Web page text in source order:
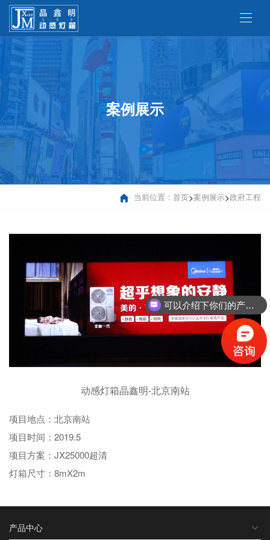
案例展示
当前位置： 首页>案例展示>政府工程
动感灯箱晶鑫明-北京南站
项目地点： 北京南站
项目时间： 2019.5
项目方案： JX25000超清
灯箱尺寸： 8mX2m
产品中心
可以介绍下你们的产品么？